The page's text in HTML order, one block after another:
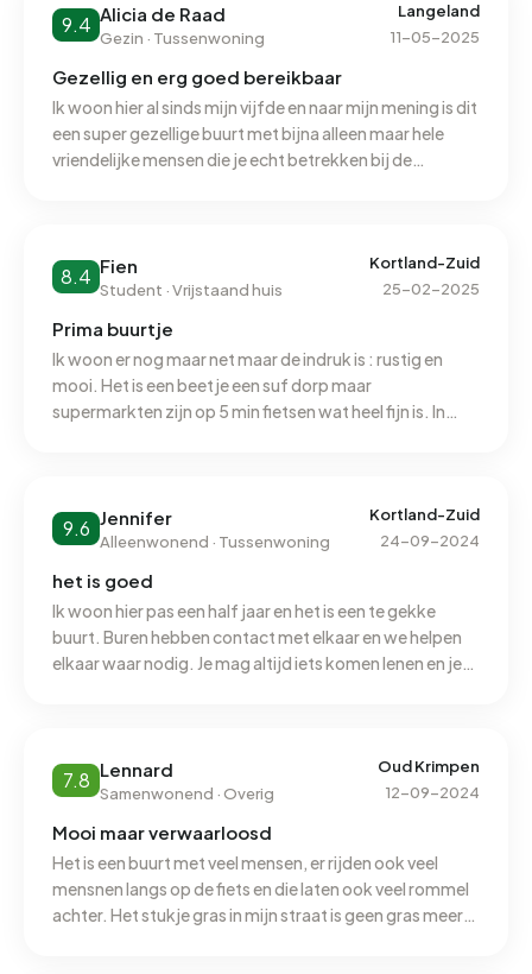
vooral middelbare, oude en gelovige mensen. Wat de
sfeer een beetje grijs maakt vind ik. Een kleiner dorpje
9.4 Alicia de Raad
Gezin · Tussenwoning
Langeland
11-05-2025
Gezellig en erg goed bereikbaar
Ik woon hier al sinds mijn vijfde en naar mijn mening is dit
een super gezellige buurt met bijna alleen maar hele
vriendelijke mensen die je echt betrekken bij de
feestdagen altijd leuke activiteiten georganiseerd wat
de gemeenschap samen brengt. Qua onderwijs is er
middelbare school heet krimpenerwaardcollege maaar
ook zou je naar 2 andere middelbarescholen kunnen
gaan die op fietsafstand liggen. Er zijn meerder parken
in de buurt en een groot weiland dus als je van natuur
8.4 Fien
Student · Vrijstaand huis
Kortland-Zuid
25-02-2025
Prima buurtje
Ik woon er nog maar net maar de indruk is : rustig en
mooi. Het is een beetje een suf dorp maar
supermarkten zijn op 5 min fietsen wat heel fijn is. In
vooral voor in het donker en als meisje. Nu is het
bijvoorbeeld een paar minuten hardlopen voordat je in
rennen zonder auto’s, Maar in de avond zijn daar geen
lichten. Wat heel jammer is want rennen in een buurt
met alleen maar auto’s en fietsers en andere
weggebruikers én op onstrakke wegen en stenen die
9.6 Jennifer
Alleenwonend · Tussenwoning
Kortland-Zuid
24-09-2024
het is goed
Ik woon hier pas een half jaar en het is een te gekke
buurt. Buren hebben contact met elkaar en we helpen
elkaar waar nodig. Je mag altijd iets komen lenen en je
leven.
7.8 Lennard
Samenwonend · Overig
Oud Krimpen
12-09-2024
Mooi maar verwaarloosd
Het is een buurt met veel mensen, er rijden ook veel
mensnen langs op de fiets en die laten ook veel rommel
achter. Het stukje gras in mijn straat is geen gras meer